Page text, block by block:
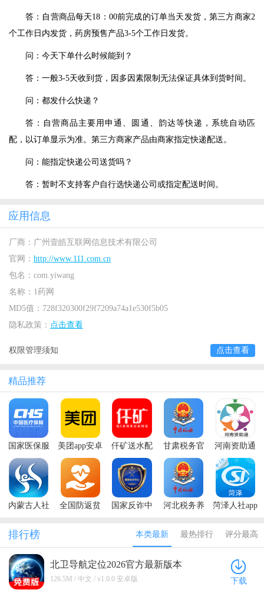
答：自营商品每天18：00前完成的订单当天发货，第三方商家2
个工作日内发货，药房预售产品3-5个工作日发货。
问：今天下单什么时候能到？
答：一般3-5天收到货，因多因素限制无法保证具体到货时间。
问：都发什么快递？
答：自营商品主要用申通、圆通、韵达等快递，系统自动匹
配，以订单显示为准。第三方商家产品由商家指定快递配送。
问：能指定快递公司送货吗？
答：暂时不支持客户自行选快递公司或指定配送时间。
应用信息
厂商： 广州壹皓互联网信息技术有限公司
官网： http://www.111.com.cn
包名： com.yiwang
名称： 1药网
MD5值： 728f320300f29f7209a74a1e530f5b05
隐私政策： 点击查看
权限管理须知 点击查看
精品推荐
国家医保服
务平台app最
新版本2025
美团app安卓
2024最新版
本
仟矿送水配
送员端手机
版
甘肃税务官
方免费下载
app
河南资助通
最新版本
2025
内蒙古人社
证app
全国防返贫
国家反诈中
本2025
河北税务养
app
菏泽人社app
2023
排行榜 本类最新 最热排行 评分最高
北卫导航定位2026官方最新版本
v1.0.0 安卓版
126.5M / 中文 / v1.0.0 安卓版 下载